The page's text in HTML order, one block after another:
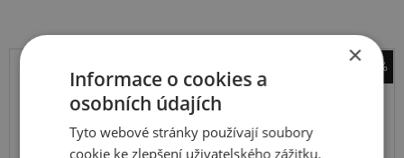
-36%
Michelin
Pilot Sport 4 SUV
255 55 R18
109Y
×
Informace o cookies a
osobních údajích
Tyto webové stránky používají soubory
cookie ke zlepšení uživatelského zážitku.